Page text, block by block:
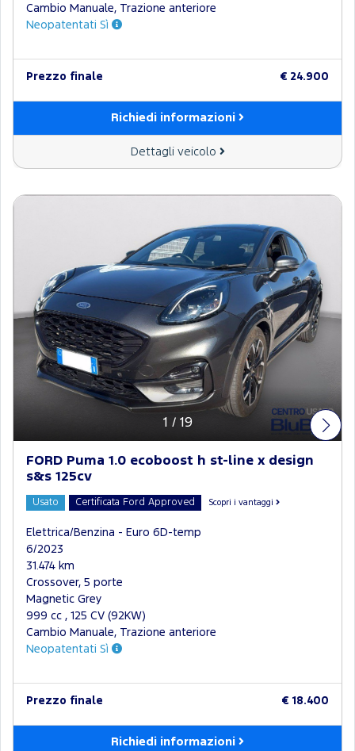
Cambio Manuale, Trazione anteriore
Neopatentati Sì
Prezzo finale € 24.900
Richiedi informazioni
Dettagli veicolo
1 / 19
FORD Puma 1.0 ecoboost h st-line x design
s&s 125cv
Usato Certificata Ford Approved Scopri i vantaggi
Elettrica/Benzina - Euro 6D-temp
6/2023
31.474 km
Crossover, 5 porte
Magnetic Grey
999 cc , 125 CV (92KW)
Cambio Manuale, Trazione anteriore
Neopatentati Sì
Prezzo finale € 18.400
Richiedi informazioni